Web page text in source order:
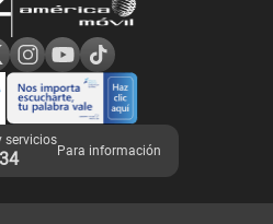
Claro
servicios
Para información